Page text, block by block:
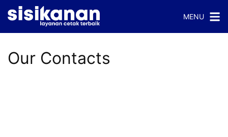
MENU
Our Contacts